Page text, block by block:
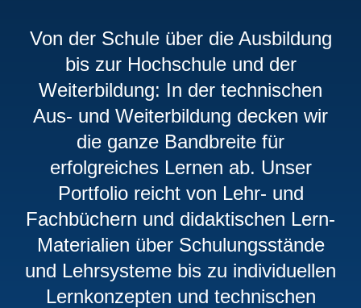
Von der Schule über die Ausbildung
bis zur Hochschule und der
Weiterbildung: In der technischen
Aus- und Weiterbildung decken wir
die ganze Bandbreite für
erfolgreiches Lernen ab. Unser
Portfolio reicht von Lehr- und
Fachbüchern und didaktischen Lern‐
Materialien über Schulungsstände
und Lehrsysteme bis zu individuellen
Lernkonzepten und technischen